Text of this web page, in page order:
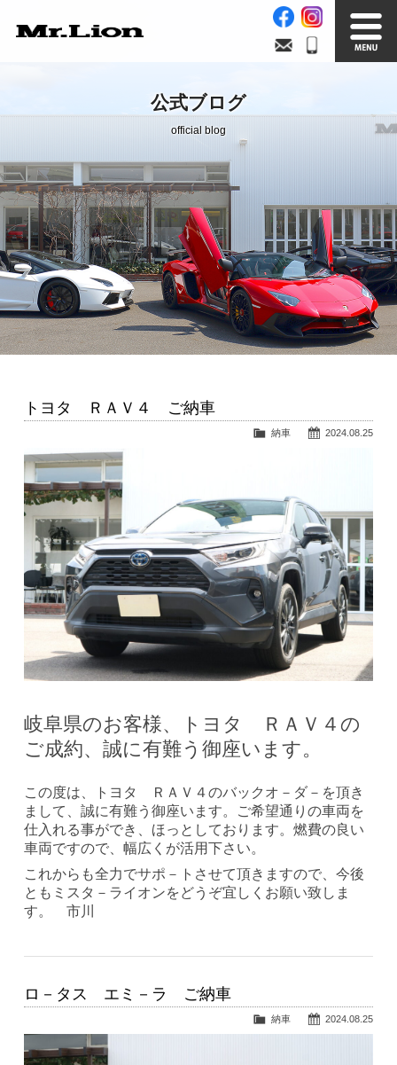
在庫車情報 買取無料査定
Factory
自社工場 サービス案内
Official Blog
公式ブログ
Company info.
会社案内
公式ブログ
official blog
トヨタ ＲＡＶ４ ご納車
2024.08.25
納車
岐阜県のお客様、トヨタ ＲＡＶ４の
ご成約、誠に有難う御座います。
この度は、トヨタ ＲＡＶ４のバックオ－ダ－を頂き
まして、誠に有難う御座います。ご希望通りの車両を
仕入れる事ができ、ほっとしております。燃費の良い
車両ですので、幅広くが活用下さい。
これからも全力でサポ－トさせて頂きますので、今後
ともミスタ－ライオンをどうぞ宜しくお願い致しま
す。 市川
ロ－タス エミ－ラ ご納車
2024.08.25
納車